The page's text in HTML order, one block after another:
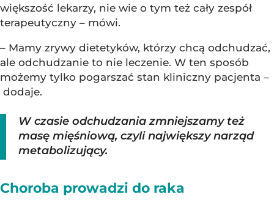
większość lekarzy, nie wie o tym też cały zespół
terapeutyczny – mówi.
– Mamy zrywy dietetyków, którzy chcą odchudzać,
ale odchudzanie to nie leczenie. W ten sposób
możemy tylko pogarszać stan kliniczny pacjenta –
dodaje.
W czasie odchudzania zmniejszamy też
masę mięśniową, czyli największy narząd
metabolizujący.
Choroba prowadzi do raka